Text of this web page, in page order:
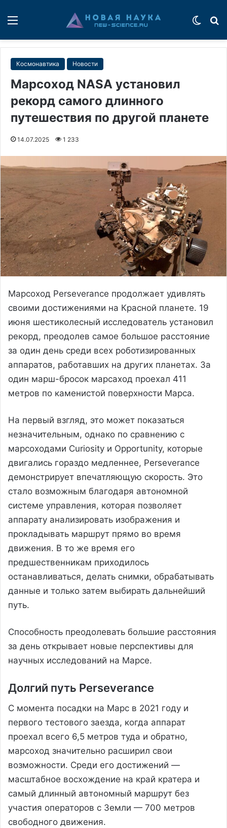
Космонавтика Новости
Марсоход NASA установил
рекорд самого длинного
путешествия по другой планете
14.07.2025 1 233
Марсоход Perseverance продолжает удивлять
своими достижениями на Красной планете. 19
июня шестиколесный исследователь установил
рекорд, преодолев самое большое расстояние
за один день среди всех роботизированных
аппаратов, работавших на других планетах. За
один марш-бросок марсаход проехал 411
метров по каменистой поверхности Марса.
На первый взгляд, это может показаться
незначительным, однако по сравнению с
марсоходами Curiosity и Opportunity, которые
двигались гораздо медленнее, Perseverance
демонстрирует впечатляющую скорость. Это
стало возможным благодаря автономной
системе управления, которая позволяет
аппарату анализировать изображения и
прокладывать маршрут прямо во время
движения. В то же время его
предшественникам приходилось
останавливаться, делать снимки, обрабатывать
данные и только затем выбирать дальнейший
путь.
Способность преодолевать большие расстояния
за день открывает новые перспективы для
научных исследований на Марсе.
Долгий путь Perseverance
С момента посадки на Марс в 2021 году и
первого тестового заезда, когда аппарат
проехал всего 6,5 метров туда и обратно,
марсоход значительно расширил свои
возможности. Среди его достижений —
масштабное восхождение на край кратера и
самый длинный автономный маршрут без
участия операторов с Земли — 700 метров
свободного движения.